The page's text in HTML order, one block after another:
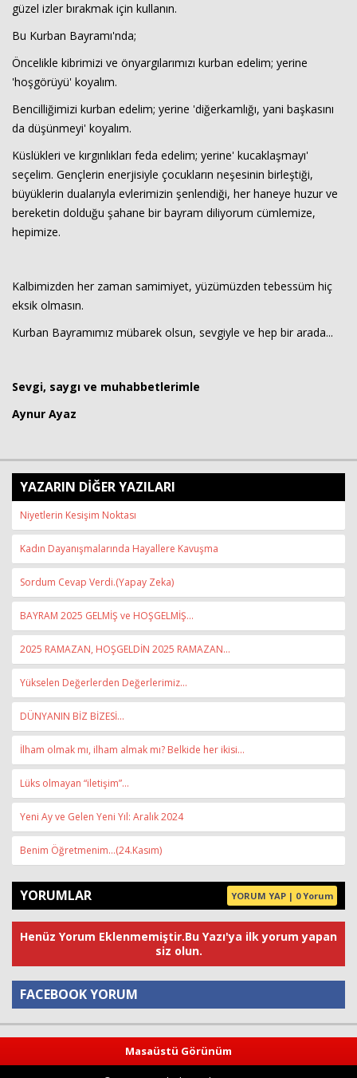
güzel izler bırakmak için kullanın.
Bu Kurban Bayramı'nda;
Öncelikle kibrimizi ve önyargılarımızı kurban edelim; yerine
'hoşgörüyü' koyalım.
Bencilliğimizi kurban edelim; yerine 'diğerkamlığı, yani başkasını
da düşünmeyi' koyalım.
Küslükleri ve kırgınlıkları feda edelim; yerine' kucaklaşmayı'
seçelim. Gençlerin enerjisiyle çocukların neşesinin birleştiği,
büyüklerin dualarıyla evlerimizin şenlendiği, her haneye huzur ve
bereketin dolduğu şahane bir bayram diliyorum cümlemize,
hepimize.
Kalbimizden her zaman samimiyet, yüzümüzden tebessüm hiç
eksik olmasın.
Kurban Bayramımız mübarek olsun, sevgiyle ve hep bir arada...
Sevgi, saygı ve muhabbetlerimle
Aynur Ayaz
YAZARIN DİĞER YAZILARI
Niyetlerin Kesişim Noktası
Kadın Dayanışmalarında Hayallere Kavuşma
Sordum Cevap Verdi.(Yapay Zeka)
BAYRAM 2025 GELMİŞ ve HOŞGELMİŞ...
2025 RAMAZAN, HOŞGELDİN 2025 RAMAZAN...
Yükselen Değerlerden Değerlerimiz...
DÜNYANIN BİZ BİZESİ...
İlham olmak mı, ilham almak mı? Belkide her ikisi...
Lüks olmayan “iletişim”…
Yeni Ay ve Gelen Yeni Yıl: Aralık 2024
Benim Öğretmenim…(24.Kasım)
YORUMLAR YORUM YAP | 0 Yorum
Henüz Yorum Eklenmemiştir.Bu Yazı'ya ilk yorum yapan
siz olun.
FACEBOOK YORUM
Masaüstü Görünüm